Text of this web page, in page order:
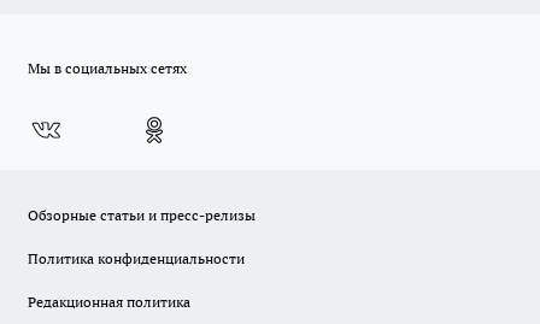
Мы в социальных сетях
Обзорные статьи и пресс-релизы
Политика конфиденциальности
Редакционная политика